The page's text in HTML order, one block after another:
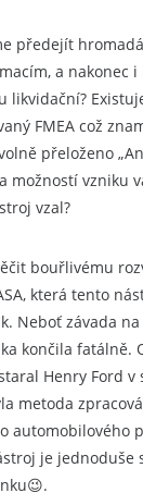
předejít
a nakonec
likvidační?
FMEA což
přeloženo
možností vzniku
vzal?
bouřlivému
která tento
Neboť závada
končila fatálně.
Henry Ford v
metoda
automobilového
je jednoduše